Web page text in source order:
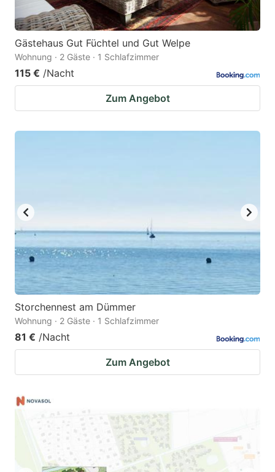
Gästehaus Gut Füchtel und Gut Welpe
Wohnung · 2 Gäste · 1 Schlafzimmer
115 € /Nacht
Zum Angebot
Storchennest am Dümmer
Wohnung · 2 Gäste · 1 Schlafzimmer
81 € /Nacht
Zum Angebot